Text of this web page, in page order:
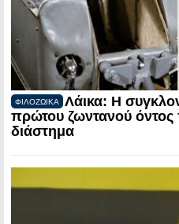
ΦΙΛΟΖΩΙΚΑ
Λάικα: Η
πρώτου ζωντανού όντος
διάστημα